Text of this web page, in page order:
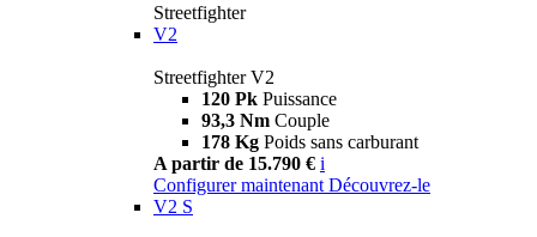
Streetfighter
V2
Streetfighter V2
120 Pk Puissance
93,3 Nm Couple
178 Kg Poids sans carburant
A partir de 15.790 € i
Configurer maintenant Découvrez-le
V2 S